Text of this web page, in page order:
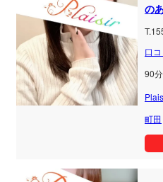
の
口
90
町田